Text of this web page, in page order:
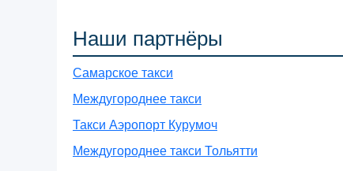
Наши партнёры
Самарское такси
Междугороднее такси
Такси Аэропорт Курумоч
Междугороднее такси Тольятти